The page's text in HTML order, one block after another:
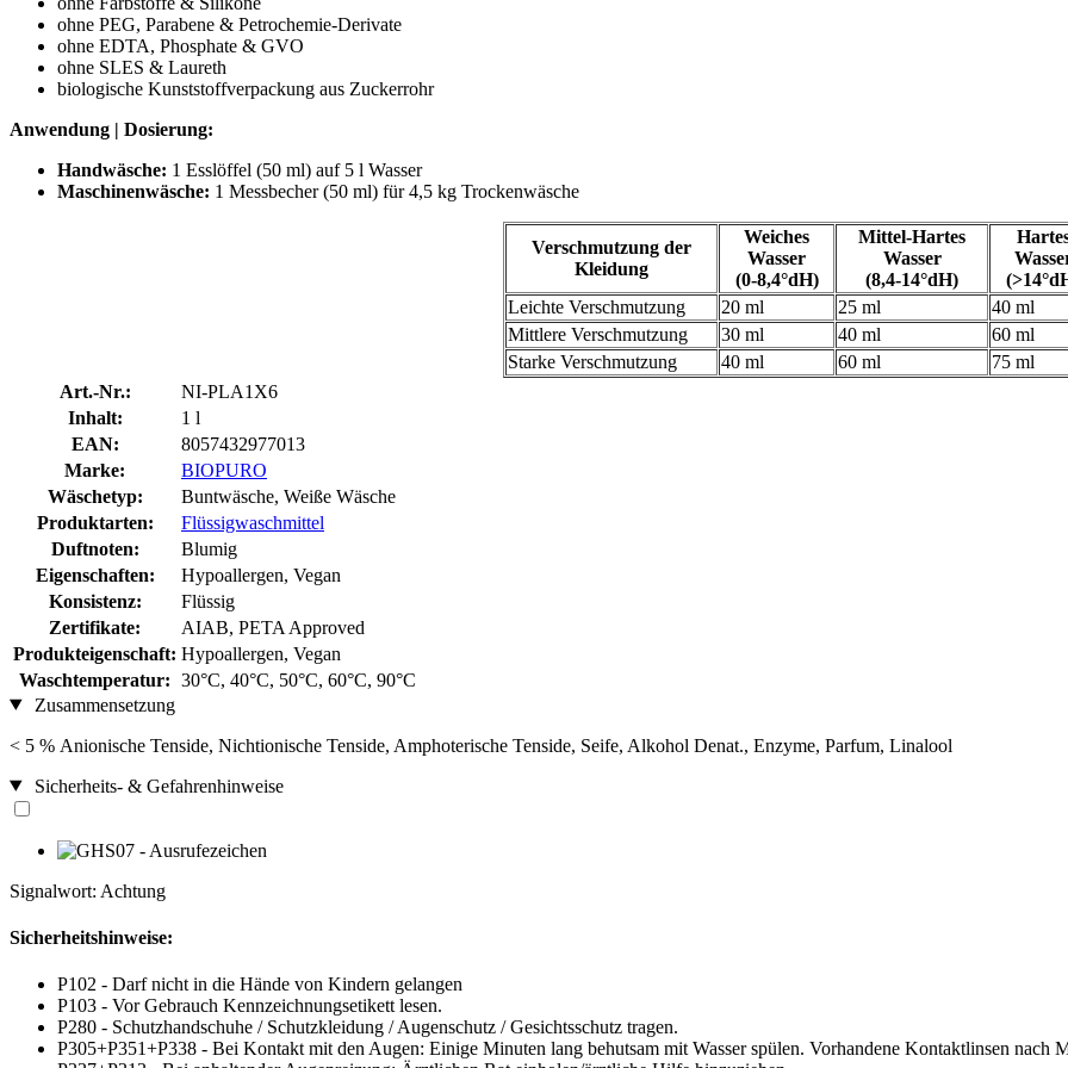
ohne PEG, Parabene & Petrochemie-Derivate
ohne EDTA, Phosphate & GVO
ohne SLES & Laureth
biologische Kunststoffverpackung aus Zuckerrohr
Anwendung | Dosierung:
Handwäsche: 1 Esslöffel (50 ml) auf 5 l Wasser
Maschinenwäsche: 1 Messbecher (50 ml) für 4,5 kg Trockenwäsche
Verschmutzung der
Kleidung
Weiches
Wasser
(0-8,4°dH)
Mittel-Hartes
Wasser
(8,4-14°dH)
Leichte Verschmutzung
20 ml 25 ml
40 ml
Mittlere Verschmutzung
30 ml 40 ml
60 ml
Starke Verschmutzung
40 ml 60 ml
75 ml
Art.-Nr.:
NI-PLA1X6
Inhalt:
1 l
EAN:
8057432977013
Marke:
BIOPURO
Wäschetyp:
Buntwäsche, Weiße Wäsche
Produktarten:
Flüssigwaschmittel
Duftnoten:
Blumig
Eigenschaften:
Hypoallergen, Vegan
Konsistenz:
Flüssig
Zertifikate:
AIAB, PETA Approved
Produkteigenschaft: Hypoallergen, Vegan
Waschtemperatur: 30°C, 40°C, 50°C, 60°C, 90°C
Zusammensetzung
< 5 % Anionische Tenside, Nichtionische Tenside, Amphoterische Tenside, Seife, Alkohol Denat., Enzyme, Parfum, Linalool
Sicherheits- & Gefahrenhinweise
Signalwort: Achtung
Sicherheitshinweise:
P102 - Darf nicht in die Hände von Kindern gelangen
P103 - Vor Gebrauch Kennzeichnungsetikett lesen.
P280 - Schutzhandschuhe / Schutzkleidung / Augenschutz / Gesichtsschutz tragen.
P305+P351+P338 - Bei Kontakt mit den Augen: Einige Minuten lang behutsam mit Wasser spülen. Vorhandene Kontaktlinsen nach